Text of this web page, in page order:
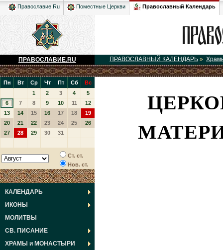
Православие.Ru Поместные Церкви Православный Календарь
ПРАВОСЛАВИЕ.RU ПРАВОСЛАВНЫЙ КАЛЕНДАРЬ »
Пн Вт Ср Чт Пт Сб
Вс
1
2 3 4
5
6
7 8 9 10 11
12
13
14 15 16 17 18
19
20
21 22 23 24 25
26
27
28 29 30 31
Ст. ст.
Нов. ст.
КАЛЕНДАРЬ
ИКОНЫ
МОЛИТВЫ
СВ. ПИСАНИЕ
ХРАМЫ и МОНАСТЫРИ